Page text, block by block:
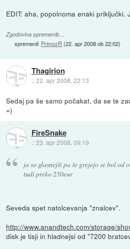
EDIT: aha, popolnoma enaki priključki.
Zgodovina sprememb…
spremenil: PrimozR (22. apr 2008 ob 22:02)
Thagirion
::22. apr 2008, 22:13
Sedaj pa še samo počakat, da se te
=)
FireSnake
::23. apr 2008, 09:19
ja so glasnejši pa še grejejo se bol od
tudi preko 250eur
Seveda spet natolcevanja "znalcev".
http://www.anandtech.com/storage/
disk je tisji in hladnejsi od "7200